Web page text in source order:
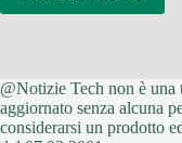
@Notizie Tech non è una
aggiornato senza alcuna
considerarsi un prodotto